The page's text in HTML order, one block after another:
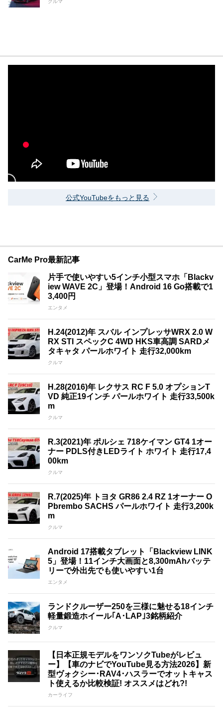
クルマ
公式YouTubeをもっと見る
CarMe Pro最新記事
片手で使いやすい5インチ小型スマホ「Blackv
iew WAVE 2C」登場！Android 16 Go搭載で1
3,400円
エンタメ
H.24(2012)年 スバル インプレッサWRX 2.0 W
RX STI スペックC 4WD HKS車高調 SARDメ
タキャタ パールホワイト 走行32,000km
クルマ
H.28(2016)年 レクサス RC F 5.0 オプションT
VD 純正19インチ パールホワイト 走行33,500k
m
クルマ
R.3(2021)年 ポルシェ 718ケイマン GT4 1オー
ナー PDLS付きLEDライト ホワイト 走行17,4
00km
クルマ
R.7(2025)年 トヨタ GR86 2.4 RZ 1オーナー O
Pbrembo SACHS パールホワイト 走行3,200k
m
クルマ
Android 17搭載タブレット「Blackview LINK
5」登場！11インチ大画面と8,300mAhバッテ
リーで外出先でも使いやすい1台
エンタメ
ランドクルーザー250を三様に魅せる18インチ
軽量鍛造ホイール｢A･LAP｣3銘柄紹介
クルマ
【日本正規モデルをワンソクTubeがレビュ
ー】【車のナビでYouTube見る方法2026】新
型ヴォクシー･RAV4･ハスラーでオットキャス
ト使えるか比較検証! オススメはどれ?!
カーライフ